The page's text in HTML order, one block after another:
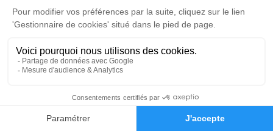
Faire-part Hommages
mardi 30 janvier 2024 à 10h00
Église Saint Fridolin de Mulhouse